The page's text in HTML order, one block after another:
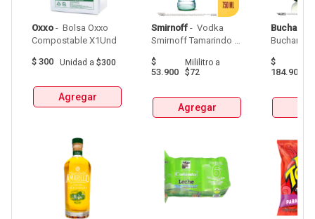
Oxxo - Bolsa Oxxo
$ 300 Unidad a $300
Agregar
Smirnoff - Vodka
Smirnoff Tamarindo
$
53.900
Mililitroa
$72
Agregar
$
184.900